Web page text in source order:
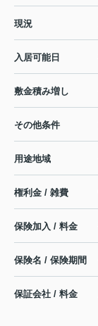
現況
入居可能日
敷金積み増し
その他条件
用途地域
権利金 / 雑費
保険加入 / 料金
保険名 / 保険期間
保証会社 / 料金